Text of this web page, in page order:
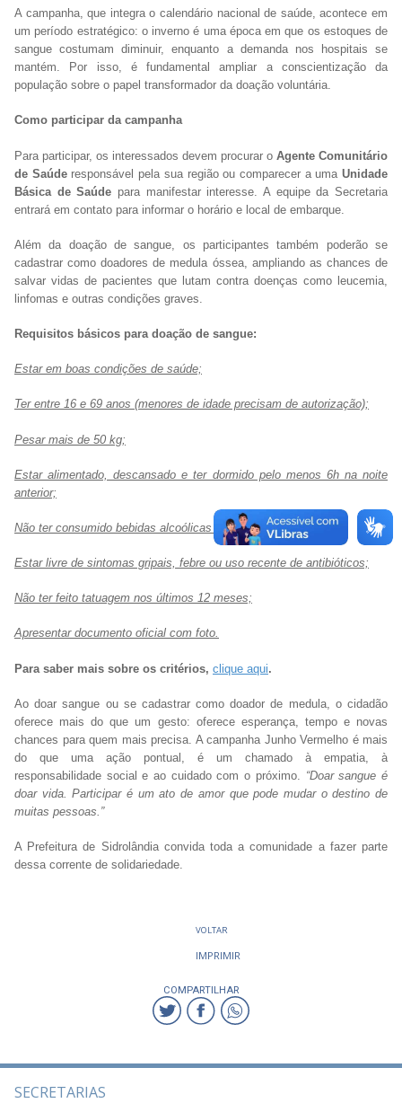
A campanha, que integra o calendário nacional de saúde, acontece em
um período estratégico: o inverno é uma época em que os estoques de
sangue costumam diminuir, enquanto a demanda nos hospitais se
mantém. Por isso, é fundamental ampliar a conscientização da
população sobre o papel transformador da doação voluntária.
Como participar da campanha
Para participar, os interessados devem procurar o Agente Comunitário
de Saúderesponsável pela sua região ou comparecer a umaUnidade
Básica de Saúde para manifestar interesse. A equipe da Secretaria
entrará em contato para informar o horário e local de embarque.
Além da doação de sangue, os participantes também poderão se
cadastrar como doadores de medula óssea, ampliando as chances de
salvar vidas de pacientes que lutam contra doenças como leucemia,
linfomas e outras condições graves.
Requisitos básicos para doação de sangue:
Estar em boas condições de saúde;
Ter entre 16 e 69 anos (menores de idade precisam de autorização);
Pesar mais de 50 kg;
Estar alimentado, descansado e ter dormido pelo menos 6h na noite
anterior;
Não ter consumido bebidas alcoólicas nas últimas 12h;
Estar livre de sintomas gripais, febre ou uso recente de antibióticos;
Não ter feito tatuagem nos últimos 12 meses;
Apresentar documento oficial com foto.
Para saber mais sobre os critérios, clique aqui.
Ao doar sangue ou se cadastrar como doador de medula, o cidadão
oferece mais do que um gesto: oferece esperança, tempo e novas
chances para quem mais precisa. A campanha Junho Vermelho é mais
do que uma ação pontual, é um chamado à empatia, à
responsabilidade social e ao cuidado com o próximo. “Doar sangue é
doar vida. Participar é um ato de amor que pode mudar o destino de
muitas pessoas.”
A Prefeitura de Sidrolândia convida toda a comunidade a fazer parte
dessa corrente de solidariedade.
VOLTAR
IMPRIMIR
COMPARTILHAR
SECRETARIAS